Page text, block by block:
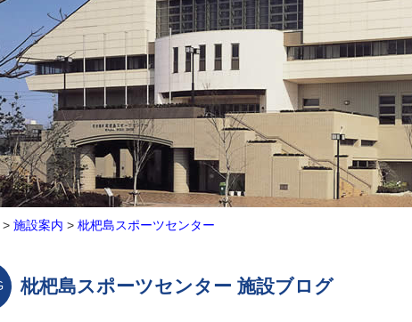
> 施設案内 > 枇杷島スポーツセンター
枇杷島スポーツセンター 施設ブログ